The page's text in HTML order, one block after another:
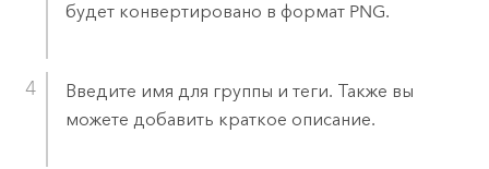
будет конвертировано в формат PNG.
Введите имя для группы и теги. Также вы
можете добавить краткое описание.